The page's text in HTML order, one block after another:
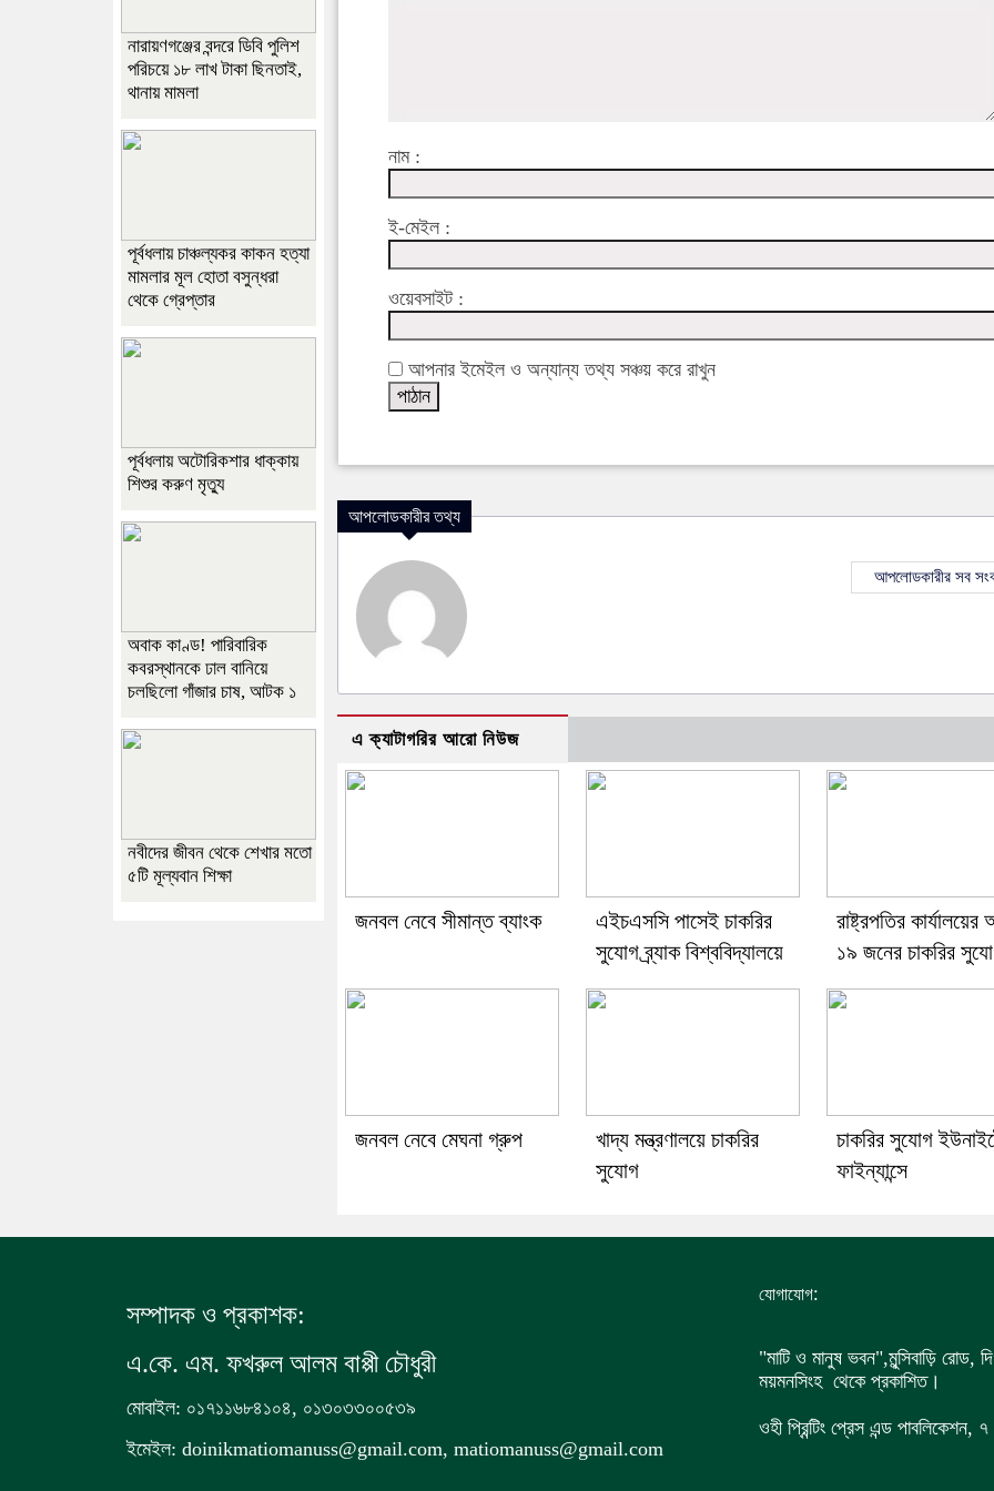
নাম :
ই-মেইল :
ওয়েবসাইট :
আপনার ইমেইল ও অন্যান্য তথ্য সঞ্চয় করে রাখুন
আপলোডকারীর তথ্য
আপলোডকারীর সব
এ ক্যাটাগরির আরো নিউজ
জনবল নেবে সীমান্ত ব্যাংক
এইচএসসি পাসেই চাকরির
সুযোগ ব্র্যাক বিশ্ববিদ্যালয়ে
রাষ্ট্রপতির কার্যালয়ের
১৯ জনের চাকরির
জনবল নেবে মেঘনা গ্রুপ
খাদ্য মন্ত্রণালয়ে চাকরির
সুযোগ
চাকরির সুযোগ
ফাইন্যান্সে
নারায়ণগঞ্জের বন্দরে ডিবি পুলিশ
পরিচয়ে ১৮ লাখ টাকা ছিনতাই,
থানায় মামলা
পূর্বধলায় চাঞ্চল্যকর কাকন হত্যা
মামলার মূল হোতা বসুন্ধরা
থেকে গ্রেপ্তার
পূর্বধলায় অটোরিকশার ধাক্কায়
শিশুর করুণ মৃত্যু
অবাক কাণ্ড! পারিবারিক
কবরস্থানকে ঢাল বানিয়ে
চলছিলো গাঁজার চাষ, আটক ১
নবীদের জীবন থেকে শেখার মতো
৫টি মূল্যবান শিক্ষা
সম্পাদক ও প্রকাশক:
এ.কে. এম. ফখরুল আলম বাপ্পী চৌধুরী
মোবাইল: ০১৭১১৬৮৪১০৪, ০১৩০৩৩০০৫৩৯
ইমেইল: doinikmatiomanuss@gmail.com, matiomanuss@gmail.com
যোগাযোগ:
"মাটি ও মানুষ ভবন",মুন্সিবাড়ি রোড,
ময়মনসিংহ থেকে প্রকাশিত।
ওহী প্রিন্টিং প্রেস এন্ড